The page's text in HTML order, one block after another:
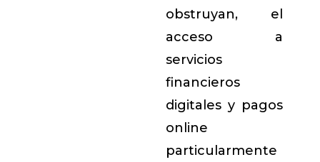
obstruyan, el
acceso a
servicios
financieros
digitales y pagos
online
particularmente